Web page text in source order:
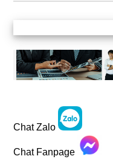
Chat Zalo
Chat Fanpage